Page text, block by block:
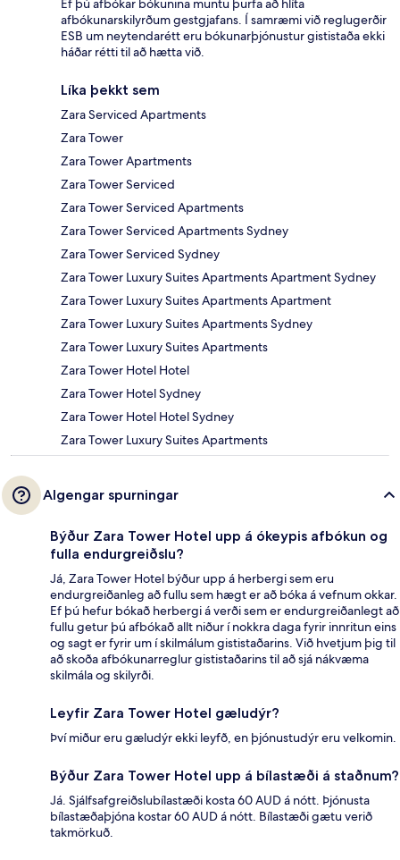
Ef þú afbókar bókunina muntu þurfa að hlíta
afbókunarskilyrðum gestgjafans. Í samræmi við reglugerðir
ESB um neytendarétt eru bókunarþjónustur gististaða ekki
háðar rétti til að hætta við.
Líka þekkt sem
Zara Serviced Apartments
Zara Tower
Zara Tower Apartments
Zara Tower Serviced
Zara Tower Serviced Apartments
Zara Tower Serviced Apartments Sydney
Zara Tower Serviced Sydney
Zara Tower Luxury Suites Apartments Apartment Sydney
Zara Tower Luxury Suites Apartments Apartment
Zara Tower Luxury Suites Apartments Sydney
Zara Tower Luxury Suites Apartments
Zara Tower Hotel Hotel
Zara Tower Hotel Sydney
Zara Tower Hotel Hotel Sydney
Zara Tower Luxury Suites Apartments
Algengar spurningar
Býður Zara Tower Hotel upp á ókeypis afbókun og
fulla endurgreiðslu?
Já, Zara Tower Hotel býður upp á herbergi sem eru
endurgreiðanleg að fullu sem hægt er að bóka á vefnum okkar.
Ef þú hefur bókað herbergi á verði sem er endurgreiðanlegt að
fullu getur þú afbókað allt niður í nokkra daga fyrir innritun eins
og sagt er fyrir um í skilmálum gististaðarins. Við hvetjum þig til
að skoða afbókunarreglur gististaðarins til að sjá nákvæma
skilmála og skilyrði.
Leyfir Zara Tower Hotel gæludýr?
Því miður eru gæludýr ekki leyfð, en þjónustudýr eru velkomin.
Býður Zara Tower Hotel upp á bílastæði á staðnum?
Já. Sjálfsafgreiðslubílastæði kosta 60 AUD á nótt. Þjónusta
bílastæðaþjóna kostar 60 AUD á nótt. Bílastæði gætu verið
takmörkuð.